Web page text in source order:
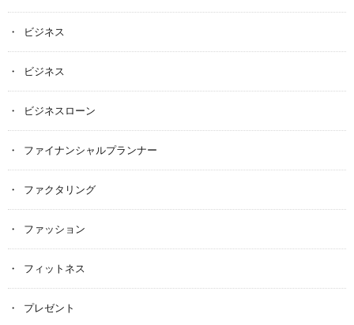
ビジネス
ビジネス
ビジネスローン
ファイナンシャルプランナー
ファクタリング
ファッション
フィットネス
プレゼント